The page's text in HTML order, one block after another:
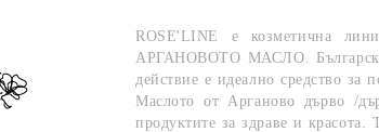
ROSE'LINE е козметична
АРГАНОВОТО МАСЛО.
действие е идеално средство за
Маслото от Арганово дърво /
продуктите за здраве и